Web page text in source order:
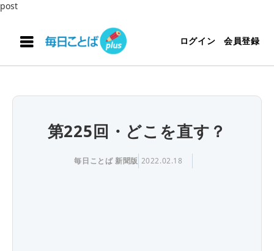
post
ログイン 会員登録
第225回・どこを直す？
毎日ことば 新聞版 2022.02.18